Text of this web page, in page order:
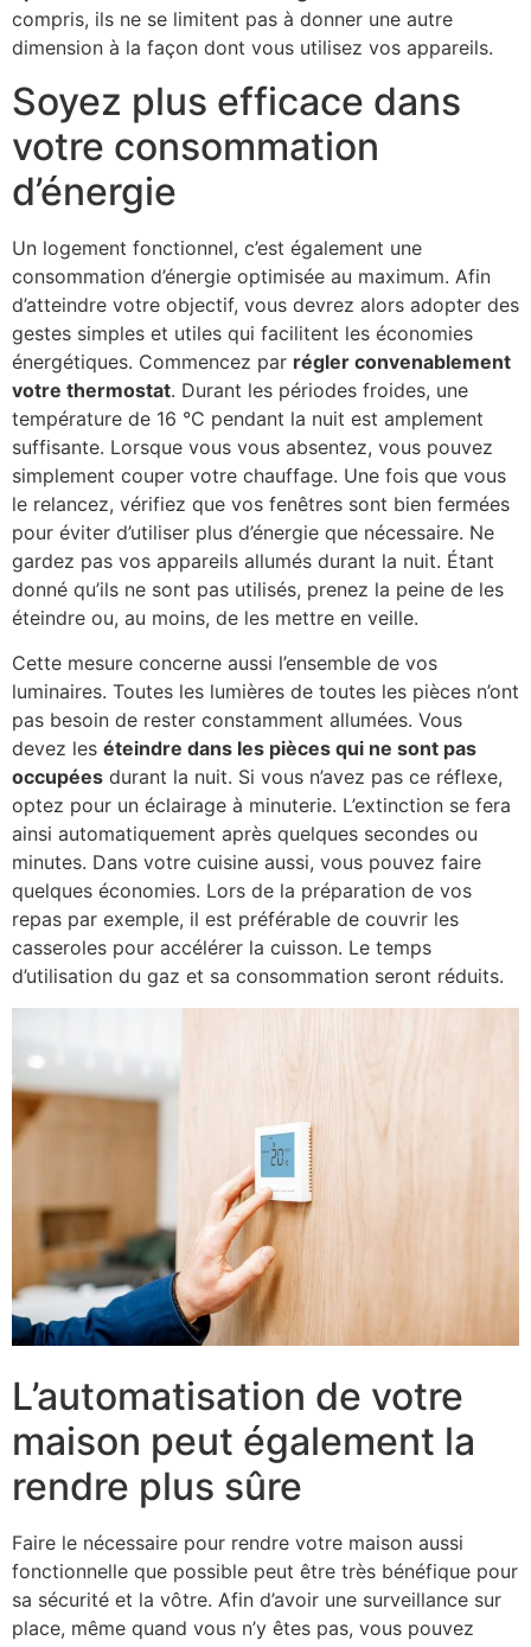
compris, ils ne se limitent pas à donner une autre
dimension à la façon dont vous utilisez vos appareils.
Soyez plus efficace dans
votre consommation
d’énergie
Un logement fonctionnel, c’est également une
consommation d’énergie optimisée au maximum. Afin
d’atteindre votre objectif, vous devrez alors adopter des
gestes simples et utiles qui facilitent les économies
énergétiques. Commencez par régler convenablement
votre thermostat. Durant les périodes froides, une
température de 16 °C pendant la nuit est amplement
suffisante. Lorsque vous vous absentez, vous pouvez
simplement couper votre chauffage. Une fois que vous
le relancez, vérifiez que vos fenêtres sont bien fermées
pour éviter d’utiliser plus d’énergie que nécessaire. Ne
gardez pas vos appareils allumés durant la nuit. Étant
donné qu’ils ne sont pas utilisés, prenez la peine de les
éteindre ou, au moins, de les mettre en veille.
Cette mesure concerne aussi l’ensemble de vos
luminaires. Toutes les lumières de toutes les pièces n’ont
pas besoin de rester constamment allumées. Vous
devez les éteindre dans les pièces qui ne sont pas
occupées durant la nuit. Si vous n’avez pas ce réflexe,
optez pour un éclairage à minuterie. L’extinction se fera
ainsi automatiquement après quelques secondes ou
minutes. Dans votre cuisine aussi, vous pouvez faire
quelques économies. Lors de la préparation de vos
repas par exemple, il est préférable de couvrir les
casseroles pour accélérer la cuisson. Le temps
d’utilisation du gaz et sa consommation seront réduits.
L’automatisation de votre
maison peut également la
rendre plus sûre
Faire le nécessaire pour rendre votre maison aussi
fonctionnelle que possible peut être très bénéfique pour
sa sécurité et la vôtre. Afin d’avoir une surveillance sur
place, même quand vous n’y êtes pas, vous pouvez